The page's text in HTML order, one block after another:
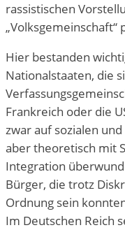
rassistischen
„Volksgemeinschaft“
Hier bestanden
Nationalstaaten, die
Frankreich oder die
zwar auf sozialen
aber theoretisch mit
Integration
Bürger, die trotz
Ordnung sein
Im Deutschen Reich